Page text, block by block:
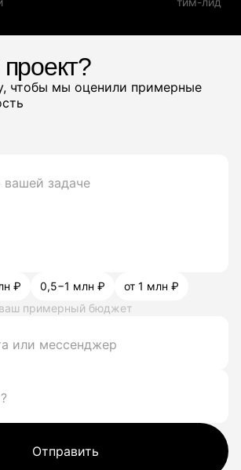
чтобы мы оценили примерные
₽ 0,5−1 млн ₽
от 1 млн ₽
ваш примерный бюджет
Отправить